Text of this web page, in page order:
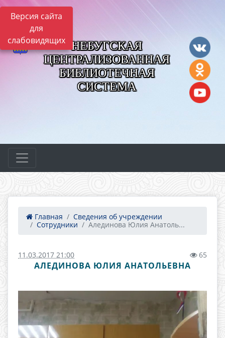
Версия сайта
для
слабовидящих
НЕБУГСКАЯ
ЦЕНТРАЛИЗОВАННАЯ
БИБЛИОТЕЧНАЯ
СИСТЕМА
Главная
Сведения об учреждении
Сотрудники
Алединова Юлия Анатоль...
11.03.2017 21:00 65
АЛЕДИНОВА ЮЛИЯ АНАТОЛЬЕВНА